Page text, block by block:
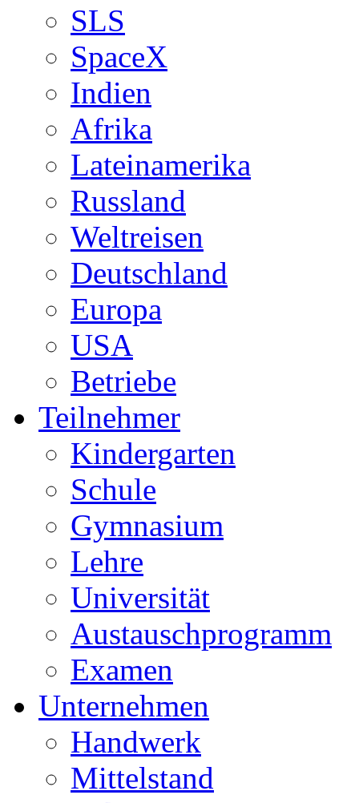
SLS
SpaceX
Indien
Afrika
Lateinamerika
Russland
Weltreisen
Deutschland
Europa
USA
Betriebe
Teilnehmer
Kindergarten
Schule
Gymnasium
Lehre
Universität
Austauschprogramm
Examen
Unternehmen
Handwerk
Mittelstand